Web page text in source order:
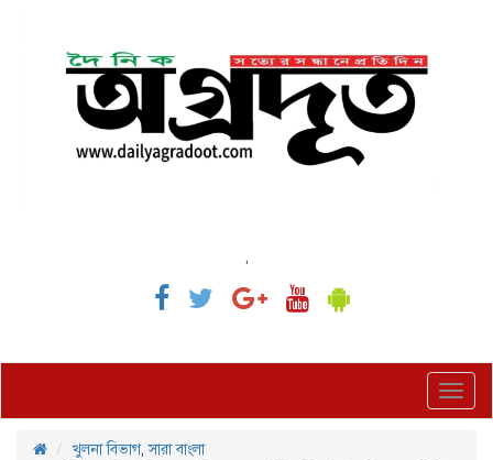
,
খুলনা বিভাগ,সারা বাংলা